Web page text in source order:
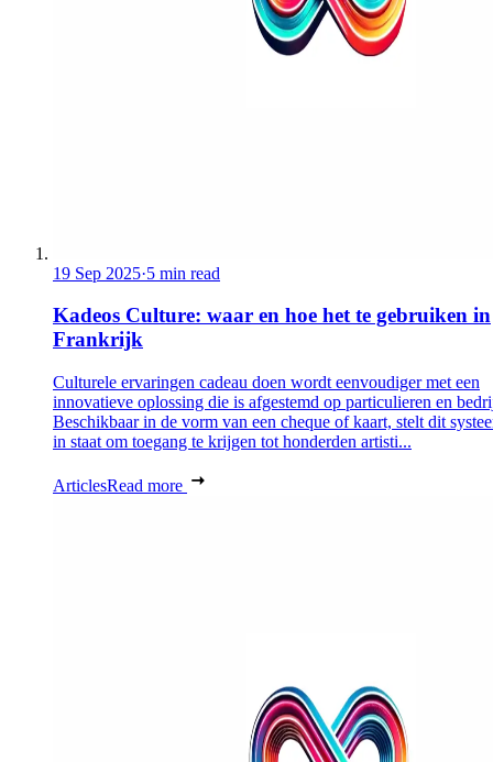
19 Sep 2025·5 min read
Kadeos Culture: waar en hoe het te gebruiken in
Frankrijk
Culturele ervaringen cadeau doen wordt eenvoudiger met een
innovatieve oplossing die is afgestemd op particulieren en
Beschikbaar in de vorm van een cheque of kaart, stelt dit
in staat om toegang te krijgen tot honderden artisti...
ArticlesRead more